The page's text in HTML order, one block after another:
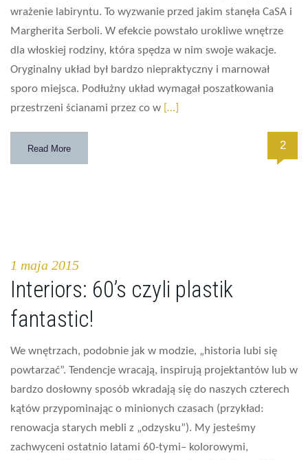
wrażenie labiryntu. To wyzwanie przed jakim stanęła CaSA i
Margherita Serboli. W efekcie powstało urokliwe wnętrze
dla włoskiej rodziny, która spędza w nim swoje wakacje.
Oryginalny układ był bardzo niepraktyczny i marnował
sporo miejsca. Podłużny układ wymagał poszatkowania
przestrzeni ścianami przez co w […]
Read More 2
1 maja 2015
Interiors: 60’s czyli plastik
fantastic!
We wnętrzach, podobnie jak w modzie, „historia lubi się
powtarzać”. Tendencje wracają, inspirują projektantów lub w
bardzo dosłowny sposób wkradają się do naszych czterech
kątów przypominając o minionych czasach (przykład:
renowacja starych mebli z „odzysku”). My jesteśmy
zachwyceni ostatnio latami 60-tymi– kolorowymi,